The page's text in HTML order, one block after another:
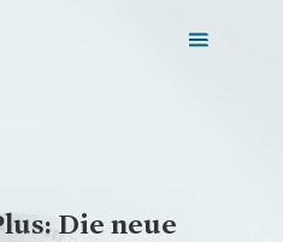
Die neue